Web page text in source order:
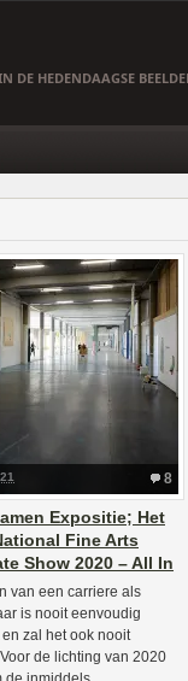
DE HEDENDAAGSE
8
Expositie; Het
Fine Arts
Show 2020 – All In
van een carriere als
is nooit eenvoudig
zal het ook nooit
de lichting van 2020